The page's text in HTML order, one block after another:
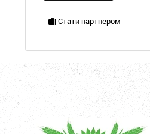
Стати партнером